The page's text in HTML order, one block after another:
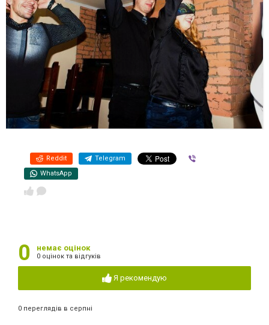
Reddit Telegram
WhatsApp
0 немає оцінок
0 оцінок та відгуків
Я рекомендую
0 переглядів в серпні